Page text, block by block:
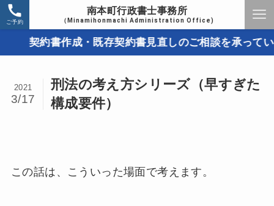
南本町行政書士事務所
（Minamihonmachi Administration Office)
ご予約
契約書作成・既存契約書見直しのご相談を承っていま
刑法の考え方シリーズ（早すぎた
構成要件）
2021
3/17
この話は、こういった場面で考えます。